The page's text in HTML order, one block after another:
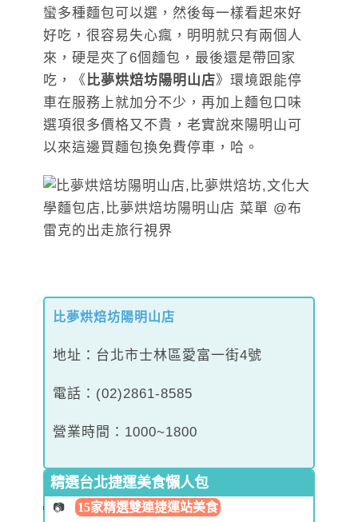
蠻多種麵包可以選，然後每一樣看起來好
好吃，很容易失心瘋，明明就只有兩個人
來，硬是夾了6個麵包，最後還是帶回家
吃，《 比夢烘焙坊陽明山店》環境跟能停
車在服務上就加分不少，再加上麵包口味
選項很多價格又不貴，老實說來陽明山可
以來這邊買麵包換免費停車，哈。
比夢烘焙坊陽明山店
地址：台北市士林區愛富一街4號
電話：(02)2861-8585
營業時間：1000~1800
精選台北捷運美食懶人包
15家精選雙連捷運站美食